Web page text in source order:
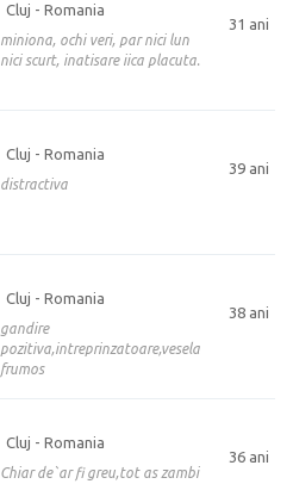
31 ani
Cluj - Romania
miniona, ochi veri, par nici lun
nici scurt, inatisare iica placuta.
39 ani
Cluj - Romania
distractiva
38 ani
Cluj - Romania
gandire
frumos
36 ani
Cluj - Romania
Chiar de`ar fi greu,tot as zambi